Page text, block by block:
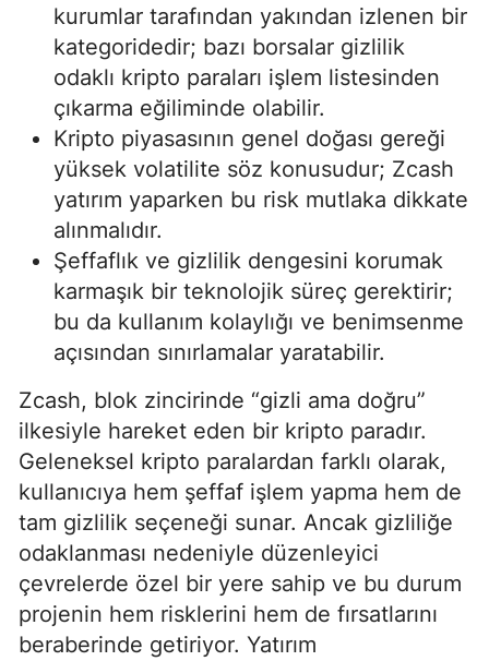
kurumlar tarafından yakından izlenen bir
kategoridedir; bazı borsalar gizlilik
odaklı kripto paraları işlem listesinden
çıkarma eğiliminde olabilir.
Kripto piyasasının genel doğası gereği
yüksek volatilite söz konusudur; Zcash
yatırım yaparken bu risk mutlaka dikkate
alınmalıdır.
Şeffaflık ve gizlilik dengesini korumak
karmaşık bir teknolojik süreç gerektirir;
bu da kullanım kolaylığı ve benimsenme
açısından sınırlamalar yaratabilir.
Zcash, blok zincirinde “gizli ama doğru”
ilkesiyle hareket eden bir kripto paradır.
Geleneksel kripto paralardan farklı olarak,
kullanıcıya hem şeffaf işlem yapma hem de
tam gizlilik seçeneği sunar. Ancak gizliliğe
odaklanması nedeniyle düzenleyici
çevrelerde özel bir yere sahip ve bu durum
projenin hem risklerini hem de fırsatlarını
beraberinde getiriyor. Yatırım